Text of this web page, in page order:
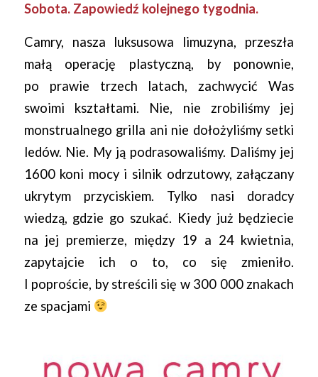
Sobota. Zapowiedź kolejnego tygodnia.
Camry, nasza luksusowa limuzyna, przeszła
małą operację plastyczną, by ponownie,
po prawie trzech latach, zachwycić Was
swoimi kształtami. Nie, nie zrobiliśmy jej
monstrualnego grilla ani nie dołożyliśmy setki
ledów. Nie. My ją podrasowaliśmy. Daliśmy jej
1600 koni mocy i silnik odrzutowy, załączany
ukrytym przyciskiem. Tylko nasi doradcy
wiedzą, gdzie go szukać. Kiedy już będziecie
na jej premierze, między 19 a 24 kwietnia,
zapytajcie ich o to, co się zmieniło.
I poproście, by streścili się w 300 000 znakach
ze spacjami